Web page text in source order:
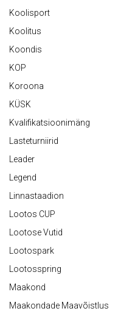
Koolisport
Koolitus
Koondis
KOP
Koroona
KÜSK
Kvalifikatsioonimäng
Lasteturniirid
Leader
Legend
Linnastaadion
Lootos CUP
Lootose Vutid
Lootospark
Lootosspring
Maakond
Maakondade Maavõistlus